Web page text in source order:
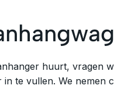
huurt, vragen
te vullen. We nemen